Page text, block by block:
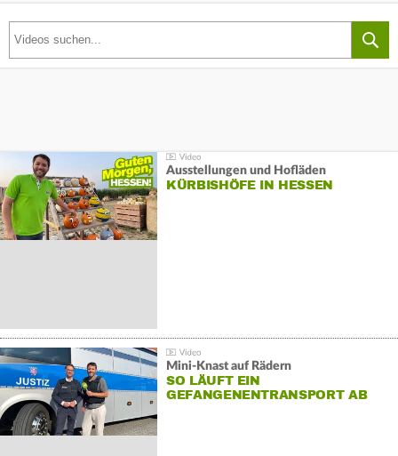
Ausstellungen und Hofläden
KÜRBISHÖFE IN HESSEN
Mini-Knast auf Rädern
SO LÄUFT EIN
GEFANGENENTRANSPORT AB